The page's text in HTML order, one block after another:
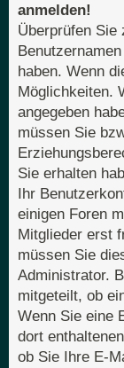
anmelden!
Überprüfen Sie
haben. Wenn
Möglichkeiten.
angegeben
müssen Sie
Sie erhalten
Ihr
einigen Foren
Mitglieder erst
müssen Sie
Administrator.
mitgeteilt, ob
Wenn Sie eine
dort
ob Sie Ihre E-